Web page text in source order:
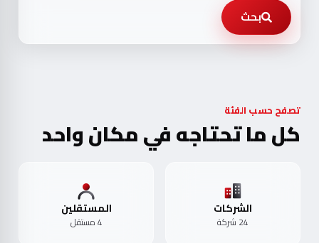
بحث
تصفح حسب الفئة
كل ما تحتاجه في مكان واحد
الشركات
24 شركة
المستقلين
4 مستقل